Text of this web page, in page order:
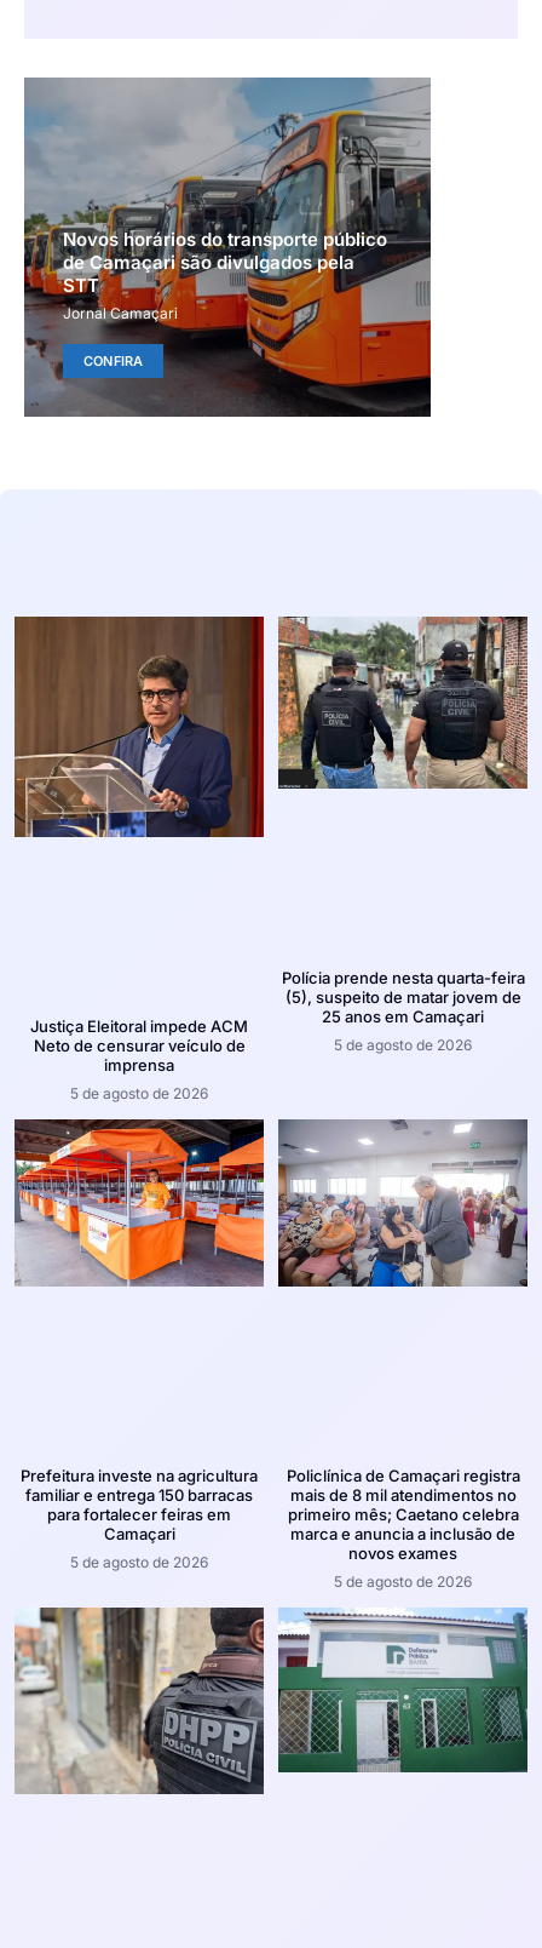
Novos horários do transporte público
de Camaçari são divulgados pela
STT
Jornal Camaçari
CONFIRA
Justiça Eleitoral impede ACM
Neto de censurar veículo de
imprensa
5 de agosto de 2026
Polícia prende nesta quarta-feira
(5), suspeito de matar jovem de
25 anos em Camaçari
5 de agosto de 2026
Prefeitura investe na agricultura
familiar e entrega 150 barracas
para fortalecer feiras em
Camaçari
5 de agosto de 2026
Policlínica de Camaçari registra
mais de 8 mil atendimentos no
primeiro mês; Caetano celebra
marca e anuncia a inclusão de
novos exames
5 de agosto de 2026